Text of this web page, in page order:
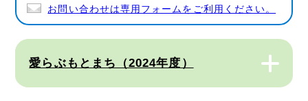
お問い合わせは専用フォームをご利用ください。
愛らぶもとまち（2024年度）